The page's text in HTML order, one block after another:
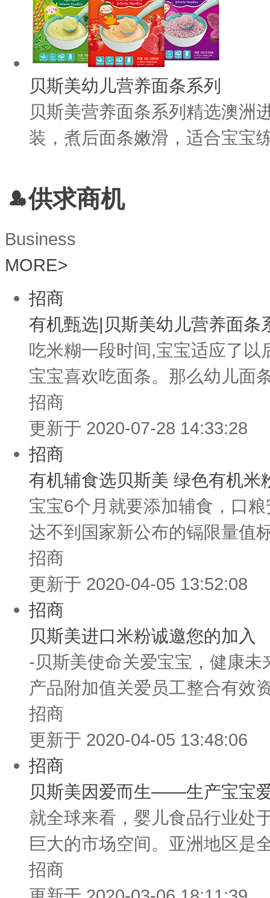
贝斯美幼儿营养面条系列
贝斯美营养面条系列精选澳洲
装，煮后面条嫩滑，适合宝宝
供求商机
Business
MORE>
招商
有机甄选|贝斯美幼儿营养面条
吃米糊一段时间,宝宝适应了
宝宝喜欢吃面条。那么幼儿面
招商
更新于 2020-07-28 14:33:28
招商
有机辅食选贝斯美 绿色有机米
宝宝6个月就要添加辅食，口
达不到国家新公布的镉限量值
招商
更新于 2020-04-05 13:52:08
招商
贝斯美进口米粉诚邀您的加入
-贝斯美使命关爱宝宝，健康
产品附加值关爱员工整合有效
招商
更新于 2020-04-05 13:48:06
招商
贝斯美因爱而生——生产宝宝
就全球来看，婴儿食品行业处
巨大的市场空间。亚洲地区是
招商